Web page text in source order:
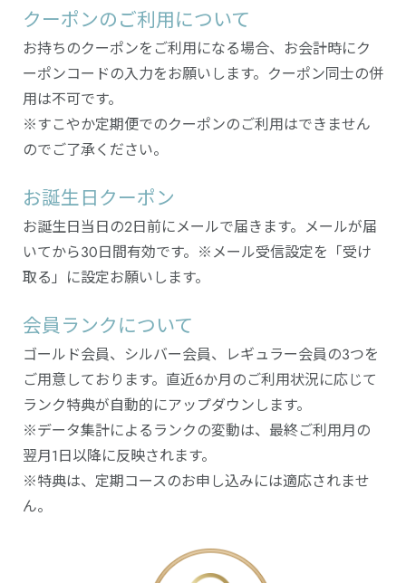
クーポンのご利用について
お持ちのクーポンをご利用になる場合、お会計時にク
ーポンコードの入力をお願いします。クーポン同士の併
用は不可です。
※すこやか定期便でのクーポンのご利用はできません
のでご了承ください。
お誕生日クーポン
お誕生日当日の2日前にメールで届きます。メールが届
いてから30日間有効です。※メール受信設定を「受け
取る」に設定お願いします。
会員ランクについて
ゴールド会員、シルバー会員、レギュラー会員の3つを
ご用意しております。直近6か月のご利用状況に応じて
ランク特典が自動的にアップダウンします。
※データ集計によるランクの変動は、最終ご利用月の
翌月1日以降に反映されます。
※特典は、定期コースのお申し込みには適応されませ
ん。